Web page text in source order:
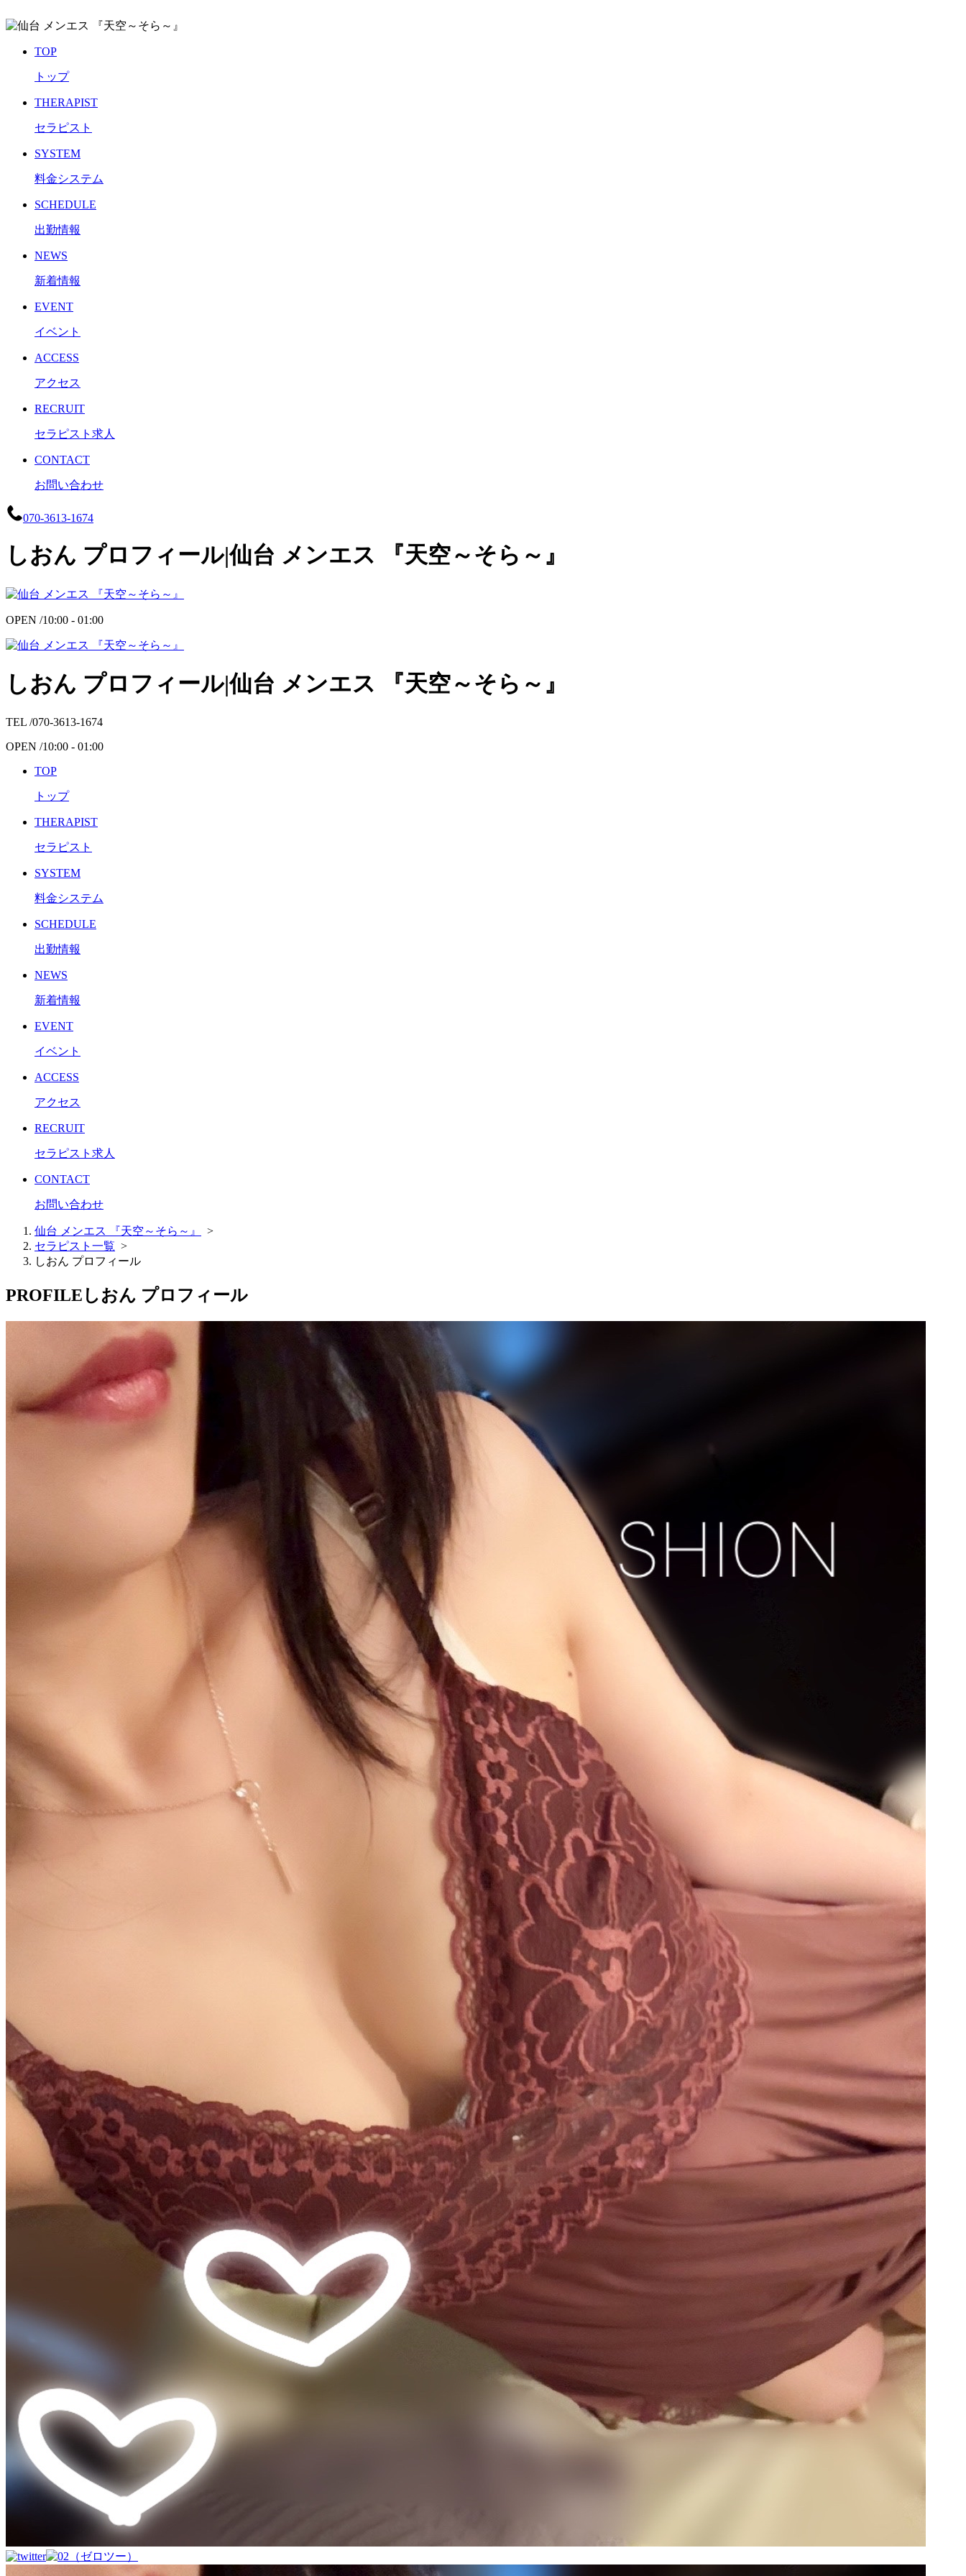
TOP
トップ
THERAPIST
セラピスト
SYSTEM
料金システム
SCHEDULE
出勤情報
NEWS
新着情報
EVENT
イベント
ACCESS
アクセス
RECRUIT
セラピスト求人
CONTACT
お問い合わせ
070-3613-1674
しおん プロフィール|仙台 メンエス 『天空～そら～』
OPEN /10:00 - 01:00
しおん プロフィール|仙台 メンエス 『天空～そら～』
TEL /070-3613-1674
OPEN /10:00 - 01:00
TOP
トップ
THERAPIST
セラピスト
SYSTEM
料金システム
SCHEDULE
出勤情報
NEWS
新着情報
EVENT
イベント
ACCESS
アクセス
RECRUIT
セラピスト求人
CONTACT
お問い合わせ
仙台 メンエス 『天空～そら～』
>
セラピスト一覧 >
しおん プロフィール
PROFILE しおん プロフィール